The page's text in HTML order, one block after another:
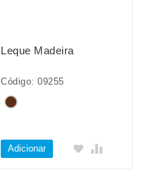
Leque Madeira
Código: 09255
Adicionar